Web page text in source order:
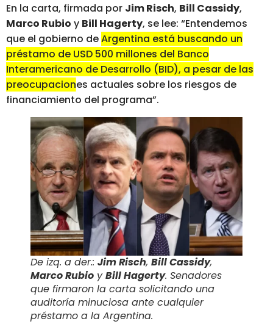
En la carta, firmada por Jim Risch, Bill Cassidy,
Marco Rubio y Bill Hagerty, se lee: “Entendemos
que el gobierno deArgentina está buscando un
préstamo de USD 500 millones del Banco
Interamericano de Desarrollo (BID), a pesar de las
preocupaciones actuales sobre los riesgos de
financiamiento del programa”.
De izq. a der.: Jim Risch, Bill Cassidy,
Marco Rubio yBill Hagerty. Senadores
que firmaron la carta solicitando una
auditoría minuciosa ante cualquier
préstamo a la Argentina.